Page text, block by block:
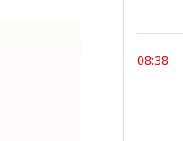
08:38